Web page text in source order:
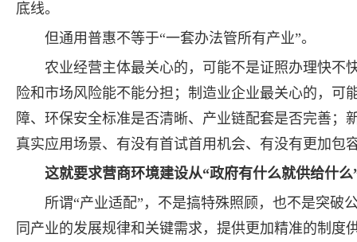
底线。
但通用普惠不等于“一套办法管所有产业”。
农业经营主体最关心的，可能不是证照办理快不
险和市场风险能不能分担；制造业企业最关心的，
障、环保安全标准是否清晰、产业链配套是否完善
真实应用场景、有没有首试首用机会、有没有更加包
这就要求营商环境建设从“政府有什么就供给什
所谓“产业适配”，不是搞特殊照顾，也不是突破
同产业的发展规律和关键需求，提供更加精准的制度